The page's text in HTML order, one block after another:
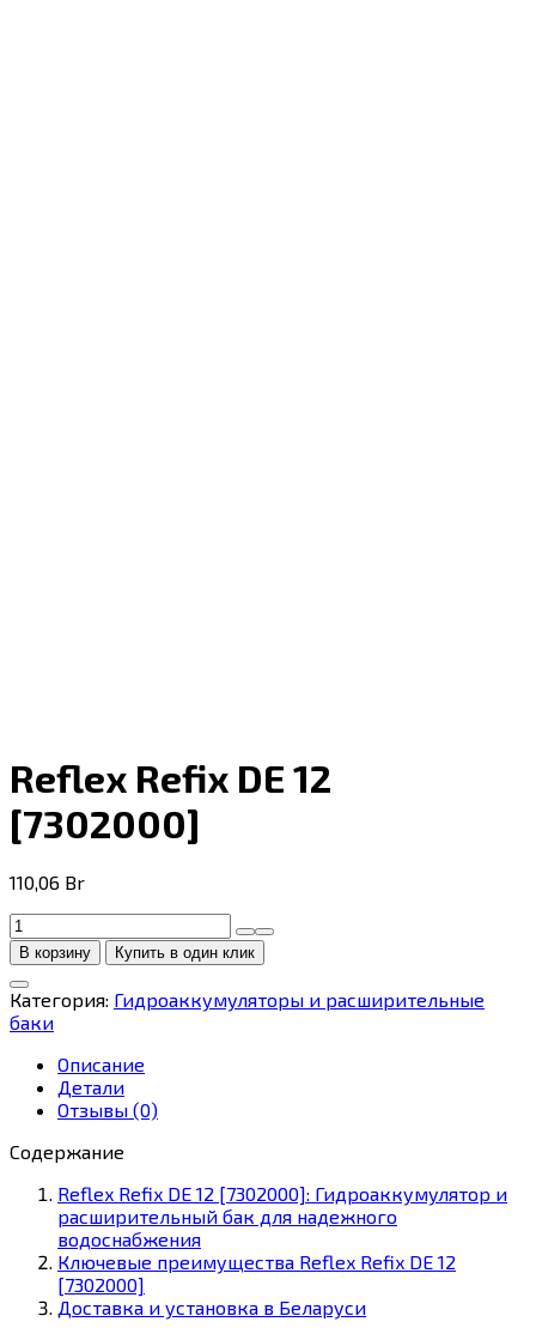
Reflex Refix DE 12
[7302000]
110,06 Br
Количество
товара
Reflex
Refix
DE
12
[7302000]
В корзину Купить в один клик
Категория: Гидроаккумуляторы и расширительные
баки
Описание
Детали
Отзывы (0)
Содержание
Reflex Refix DE 12 [7302000]: Гидроаккумулятор и
расширительный бак для надежного
водоснабжения
Ключевые преимущества Reflex Refix DE 12
[7302000]
Доставка и установка в Беларуси